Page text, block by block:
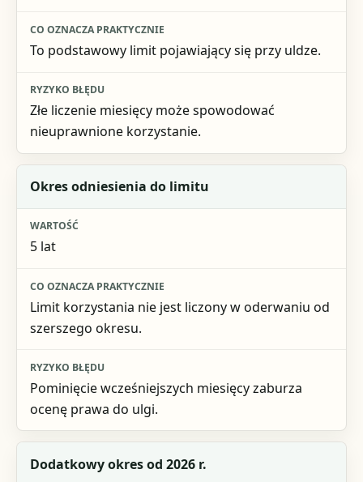
To podstawowy limit pojawiający się przy uldze.
Złe liczenie miesięcy może spowodować
nieuprawnione korzystanie.
Okres odniesienia do limitu
5 lat
Limit korzystania nie jest liczony w oderwaniu od
szerszego okresu.
Pominięcie wcześniejszych miesięcy zaburza
ocenę prawa do ulgi.
Dodatkowy okres od 2026 r.